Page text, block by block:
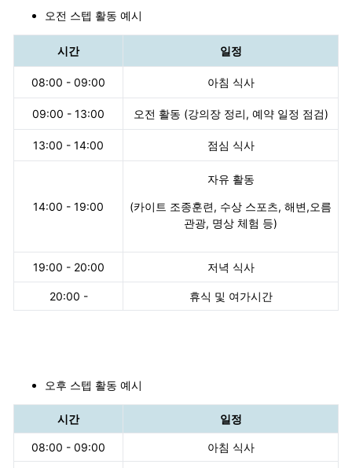
오전 스텝 활동 예시
시간 일정
08:00 - 09:00 아침 식사
09:00 - 13:00 오전 활동 (강의장 정리, 예약 일정 점검)
13:00 - 14:00 점심 식사
14:00 - 19:00
자유 활동
(카이트 조종훈련, 수상 스포츠, 해변,오름
관광, 명상 체험 등)
19:00 - 20:00 저녁 식사
20:00 - 휴식 및 여가시간
오후 스텝 활동 예시
시간 일정
08:00 - 09:00 아침 식사